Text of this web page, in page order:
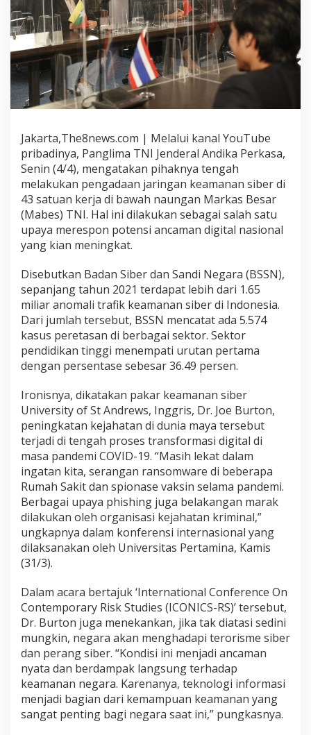
Jakarta,The8news.com | Melalui kanal YouTube
pribadinya, Panglima TNI Jenderal Andika Perkasa,
Senin (4/4), mengatakan pihaknya tengah
melakukan pengadaan jaringan keamanan siber di
43 satuan kerja di bawah naungan Markas Besar
(Mabes) TNI. Hal ini dilakukan sebagai salah satu
upaya merespon potensi ancaman digital nasional
yang kian meningkat.
Disebutkan Badan Siber dan Sandi Negara (BSSN),
sepanjang tahun 2021 terdapat lebih dari 1.65
miliar anomali trafik keamanan siber di Indonesia.
Dari jumlah tersebut, BSSN mencatat ada 5.574
kasus peretasan di berbagai sektor. Sektor
pendidikan tinggi menempati urutan pertama
dengan persentase sebesar 36.49 persen.
Ironisnya, dikatakan pakar keamanan siber
University of St Andrews, Inggris, Dr. Joe Burton,
peningkatan kejahatan di dunia maya tersebut
terjadi di tengah proses transformasi digital di
masa pandemi COVID-19. “Masih lekat dalam
ingatan kita, serangan ransomware di beberapa
Rumah Sakit dan spionase vaksin selama pandemi.
Berbagai upaya phishing juga belakangan marak
dilakukan oleh organisasi kejahatan kriminal,”
ungkapnya dalam konferensi internasional yang
dilaksanakan oleh Universitas Pertamina, Kamis
(31/3).
Dalam acara bertajuk ‘International Conference On
Contemporary Risk Studies (ICONICS-RS)’ tersebut,
Dr. Burton juga menekankan, jika tak diatasi sedini
mungkin, negara akan menghadapi terorisme siber
dan perang siber. “Kondisi ini menjadi ancaman
nyata dan berdampak langsung terhadap
keamanan negara. Karenanya, teknologi informasi
menjadi bagian dari kemampuan keamanan yang
sangat penting bagi negara saat ini,” pungkasnya.